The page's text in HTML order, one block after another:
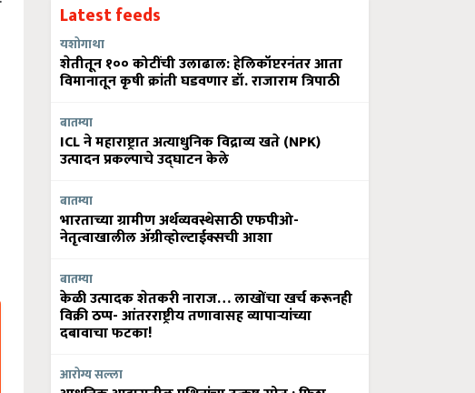
Latest feeds
यशोगाथा
शेतीतून १०० कोटींची उलाढाल: हेलिकॉप्टरनंतर आता
विमानातून कृषी क्रांती घडवणार डॉ. राजाराम त्रिपाठी
बातम्या
ICL ने महाराष्ट्रात अत्याधुनिक विद्राव्य खते (NPK)
उत्पादन प्रकल्पाचे उद्घाटन केले
बातम्या
भारताच्या ग्रामीण अर्थव्यवस्थेसाठी एफपीओ-
नेतृत्वाखालील अ‍ॅग्रीव्होल्टाईक्सची आशा
बातम्या
केळी उत्पादक शेतकरी नाराज… लाखोंचा खर्च करूनही
विक्री ठप्प- आंतरराष्ट्रीय तणावासह व्यापाऱ्यांच्या
दबावाचा फटका!
आरोग्य सल्ला